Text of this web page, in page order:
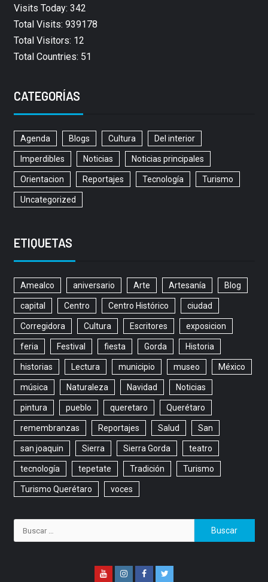
Visits Today: 342
Total Visits: 939178
Total Visitors: 12
Total Countries: 51
CATEGORÍAS
Agenda Blogs Cultura Del interior
Imperdibles Noticias Noticias principales
Orientacion Reportajes Tecnología Turismo
Uncategorized
ETIQUETAS
Amealco aniversario Arte Artesanía Blog
capital Centro Centro Histórico ciudad
Corregidora Cultura Escritores exposicion
feria Festival fiesta Gorda Historia
historias Lectura municipio museo México
música Naturaleza Navidad Noticias
pintura pueblo queretaro Querétaro
remembranzas Reportajes Salud San
san joaquin Sierra Sierra Gorda teatro
tecnología tepetate Tradición Turismo
Turismo Querétaro voces